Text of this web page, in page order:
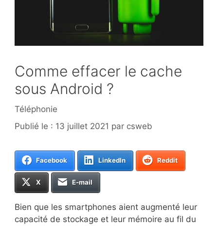
Comme effacer le cache
sous Android ?
Catégories
Téléphonie
13 juillet 2021 par csweb
Facebook LinkedIn Reddit
X E-mail
Bien que les smartphones aient augmenté leur
capacité de stockage et leur mémoire au fil du